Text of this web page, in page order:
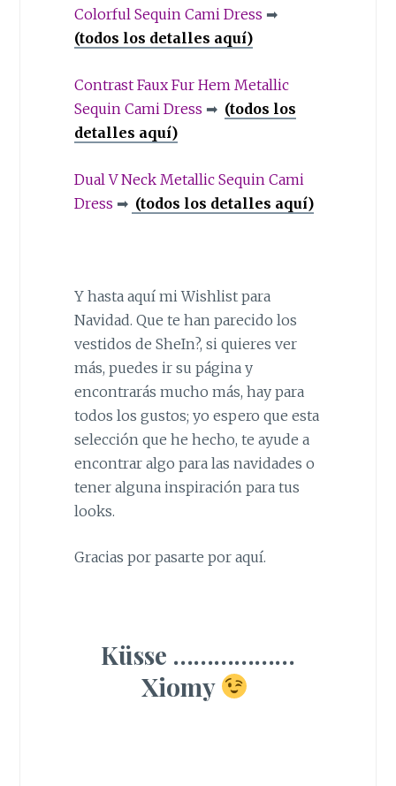
Colorful Sequin Cami Dress ➡
(todos los detalles aquí)
Contrast Faux Fur Hem Metallic
Sequin Cami Dress ➡ (todos los
detalles aquí)
Dual V Neck Metallic Sequin Cami
Dress ➡ (todos los detalles aquí)
Y hasta aquí mi Wishlist para
Navidad. Que te han parecido los
vestidos de SheIn?, si quieres ver
más, puedes ir su página y
encontrarás mucho más, hay para
todos los gustos; yo espero que esta
selección que he hecho, te ayude a
encontrar algo para las navidades o
tener alguna inspiración para tus
looks.
Gracias por pasarte por aquí.
Küsse ………………
Xiomy